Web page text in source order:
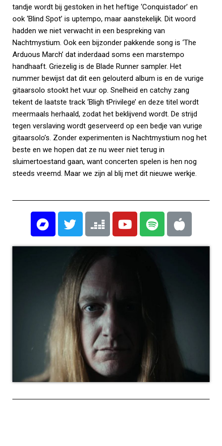
tandje wordt bij gestoken in het heftige ‘Conquistador’ en
ook ‘Blind Spot’ is uptempo, maar aanstekelijk. Dit woord
hadden we niet verwacht in een bespreking van
Nachtmystium. Ook een bijzonder pakkende song is ‘The
Arduous March’ dat inderdaad soms een marstempo
handhaaft. Griezelig is de Blade Runner sampler. Het
nummer bewijst dat dit een gelouterd album is en de vurige
gitaarsolo stookt het vuur op. Snelheid en catchy zang
tekent de laatste track ‘Bligh tPrivilege’ en deze titel wordt
meermaals herhaald, zodat het beklijvend wordt. De strijd
tegen verslaving wordt geserveerd op een bedje van vurige
gitaarsolo’s. Zonder experimenten is Nachtmystium nog het
beste en we hopen dat ze nu weer niet terug in
sluimertoestand gaan, want concerten spelen is hen nog
steeds vreemd. Maar we zijn al blij met dit nieuwe werkje.